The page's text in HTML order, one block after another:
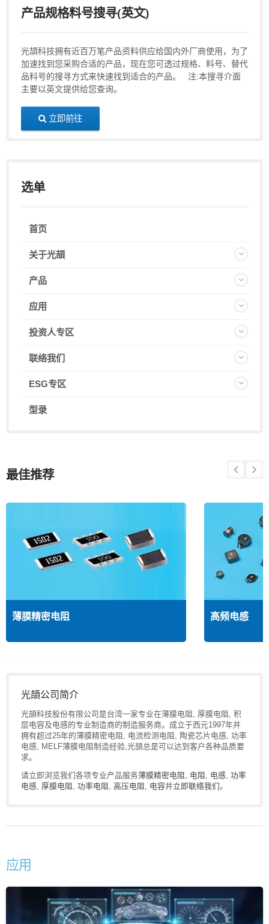
产品规格料号搜寻(英文)
光頡科技拥有近百万笔产品资料供应给国内外厂商使用，为了
加速找到您采购合适的产品，现在您可透过规格、料号、替代
品料号的搜寻方式来快速找到适合的产品。 注:本搜寻介面
主要以英文提供给您查询。
立即前往
选单
首页
关于光頡
产品
应用
投资人专区
联络我们
ESG专区
型录
最佳推荐
薄膜精密电阻 高频电感
光頡公司简介
光頡科技股份有限公司是台湾一家专业在薄膜电阻, 厚膜电阻, 积
层电容及电感的专业制造商的制造服务商。成立于西元1997年并
拥有超过25年的薄膜精密电阻, 电流检测电阻, 陶瓷芯片电感, 功率
电感, MELF薄膜电阻制造经验,光頡总是可以达到客户各种品质要
求。
请立即浏览我们各项专业产品服务薄膜精密电阻 电阻 电感 功率
电感
厚膜电阻 功率电阻 高压电阻 电容并立即联络我们。
应用